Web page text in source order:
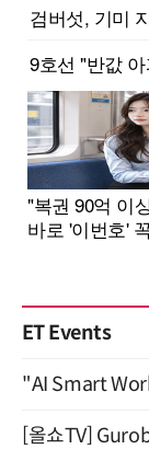
ET Events
"AI Smart